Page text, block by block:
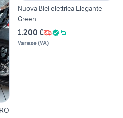
Nuova Bici elettrica Elegante
Green
1.200 €
Varese(VA)